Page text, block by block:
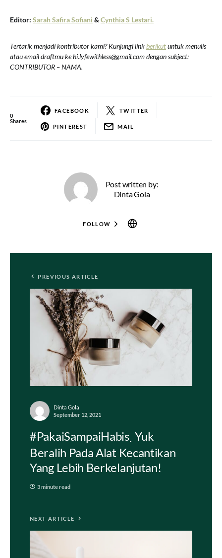
Editor: Sarah Safira Sofiani & Cynthia S Lestari.
Tertarik menjadi kontributor kami? Kunjungi linkberikutuntuk menulis
atau email draftmu ke hi.lyfewithless@gmail.com dengan subject:
CONTRIBUTOR – NAMA.
0
Shares
FACEBOOK TWITTER
PINTEREST MAIL
Post written by:
Dinta Gola
FOLLOW
PREVIOUS ARTICLE
Dinta Gola
September 12, 2021
#PakaiSampaiHabis Yuk
Beralih Pada Alat Kecantikan
Yang Lebih Berkelanjutan!
3 minute read
NEXT ARTICLE